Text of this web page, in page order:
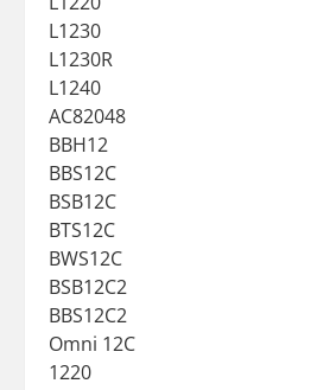
L1230
L1230R
L1240
AC82048
BBH12
BBS12C
BSB12C
BTS12C
BWS12C
BSB12C2
BBS12C2
Omni 12C
1220